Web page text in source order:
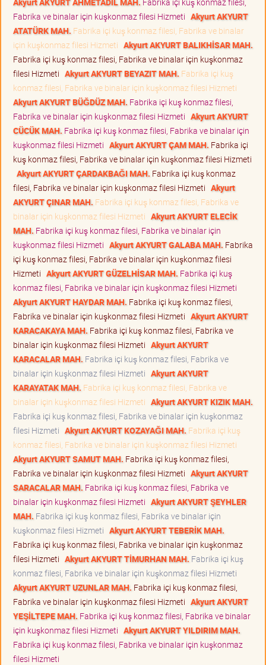
Fabrika ve binalar için kuşkonmaz filesi Hizmeti Akyurt AKYURT
ATATÜRK MAH. Fabrika içi kuş konmaz filesi, Fabrika ve binalar
için kuşkonmaz filesi Hizmeti Akyurt AKYURT BALIKHİSAR MAH.
Fabrika içi kuş konmaz filesi, Fabrika ve binalar için kuşkonmaz
filesi Hizmeti Akyurt AKYURT BEYAZIT MAH. Fabrika içi kuş
konmaz filesi, Fabrika ve binalar için kuşkonmaz filesi Hizmeti
Akyurt AKYURT BÜĞDÜZ MAH. Fabrika içi kuş konmaz filesi,
Fabrika ve binalar için kuşkonmaz filesi Hizmeti Akyurt AKYURT
CÜCÜK MAH. Fabrika içi kuş konmaz filesi, Fabrika ve binalar için
kuşkonmaz filesi Hizmeti Akyurt AKYURT ÇAM MAH. Fabrika içi
kuş konmaz filesi, Fabrika ve binalar için kuşkonmaz filesi Hizmeti
Akyurt AKYURT ÇARDAKBAĞI MAH. Fabrika içi kuş konmaz
filesi, Fabrika ve binalar için kuşkonmaz filesi Hizmeti Akyurt
AKYURT ÇINAR MAH. Fabrika içi kuş konmaz filesi, Fabrika ve
binalar için kuşkonmaz filesi Hizmeti Akyurt AKYURT ELECİK
MAH. Fabrika içi kuş konmaz filesi, Fabrika ve binalar için
kuşkonmaz filesi Hizmeti Akyurt AKYURT GALABA MAH. Fabrika
içi kuş konmaz filesi, Fabrika ve binalar için kuşkonmaz filesi
Hizmeti Akyurt AKYURT GÜZELHİSAR MAH. Fabrika içi kuş
konmaz filesi, Fabrika ve binalar için kuşkonmaz filesi Hizmeti
Akyurt AKYURT HAYDAR MAH. Fabrika içi kuş konmaz filesi,
Fabrika ve binalar için kuşkonmaz filesi Hizmeti Akyurt AKYURT
KARACAKAYA MAH. Fabrika içi kuş konmaz filesi, Fabrika ve
binalar için kuşkonmaz filesi Hizmeti Akyurt AKYURT
KARACALAR MAH. Fabrika içi kuş konmaz filesi, Fabrika ve
binalar için kuşkonmaz filesi Hizmeti Akyurt AKYURT
KARAYATAK MAH. Fabrika içi kuş konmaz filesi, Fabrika ve
binalar için kuşkonmaz filesi Hizmeti Akyurt AKYURT KIZIK MAH.
Fabrika içi kuş konmaz filesi, Fabrika ve binalar için kuşkonmaz
filesi Hizmeti Akyurt AKYURT KOZAYAĞI MAH. Fabrika içi kuş
konmaz filesi, Fabrika ve binalar için kuşkonmaz filesi Hizmeti
Akyurt AKYURT SAMUT MAH. Fabrika içi kuş konmaz filesi,
Fabrika ve binalar için kuşkonmaz filesi Hizmeti Akyurt AKYURT
SARACALAR MAH. Fabrika içi kuş konmaz filesi, Fabrika ve
binalar için kuşkonmaz filesi Hizmeti Akyurt AKYURT ŞEYHLER
MAH. Fabrika içi kuş konmaz filesi, Fabrika ve binalar için
kuşkonmaz filesi Hizmeti Akyurt AKYURT TEBERİK MAH.
Fabrika içi kuş konmaz filesi, Fabrika ve binalar için kuşkonmaz
filesi Hizmeti Akyurt AKYURT TİMURHAN MAH. Fabrika içi kuş
konmaz filesi, Fabrika ve binalar için kuşkonmaz filesi Hizmeti
Akyurt AKYURT UZUNLAR MAH. Fabrika içi kuş konmaz filesi,
Fabrika ve binalar için kuşkonmaz filesi Hizmeti Akyurt AKYURT
YEŞİLTEPE MAH. Fabrika içi kuş konmaz filesi, Fabrika ve binalar
için kuşkonmaz filesi Hizmeti Akyurt AKYURT YILDIRIM MAH.
Fabrika içi kuş konmaz filesi, Fabrika ve binalar için kuşkonmaz
filesi Hizmeti